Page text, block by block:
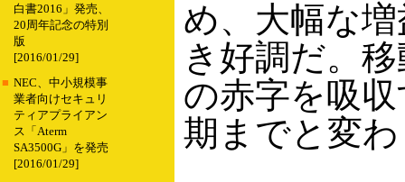
白書2016」発売、
20周年記念の特別
版
[2016/01/29]
■ NEC、中小規模事
業者向けセキュリ
ティアプライアン
ス「Aterm
SA3500G」を発売
[2016/01/29]
め、大幅な
き好調だ。
の赤字を吸
期までと変